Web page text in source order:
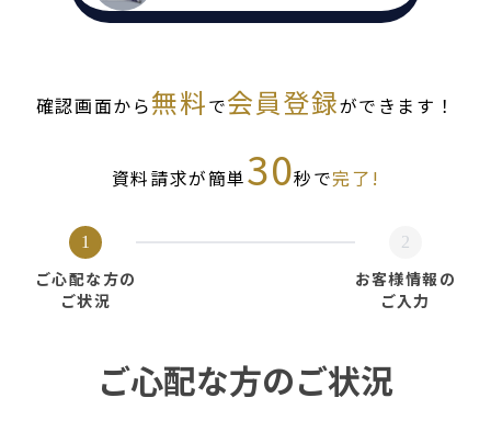
確認画面から無料で会員登録ができます！
資料請求が簡単30秒で完了!
1
ご心配な方の
ご状況
2
お客様情報の
ご入力
ご心配な方のご状況